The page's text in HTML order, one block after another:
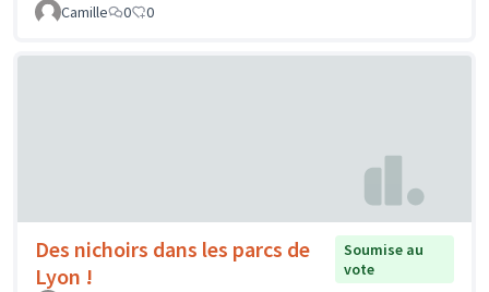
Camille
0 0
Des nichoirs dans les parcs de
Lyon !
Soumise au
vote